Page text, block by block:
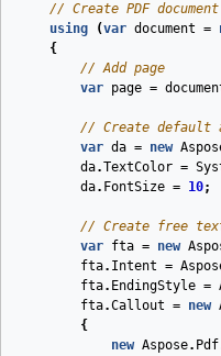
// Create PDF document
using
(var document =
{
// Add page
var page =
// Create default
var da = new
da.TextColor =
da. FontSize = 10;
// Create free
var fta = new
fta. Intent =
fta. EndingStyle =
fta.Callout = new
{
new Aspose. Pdf